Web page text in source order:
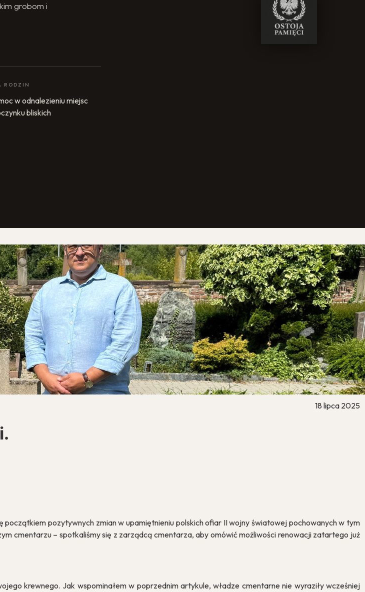
grobom i
RODZIN
w odnalezieniu miejsc
bliskich
18 lipca 2025
początkiem pozytywnych zmian w upamiętnieniu polskich ofiar II wojny światowej pochowanych w tym
cmentarzu – spotkaliśmy się z zarządcą cmentarza, aby omówić możliwości renowacji zatartego już
krewnego. Jak wspominałem w poprzednim artykule, władze cmentarne nie wyraziły wcześniej